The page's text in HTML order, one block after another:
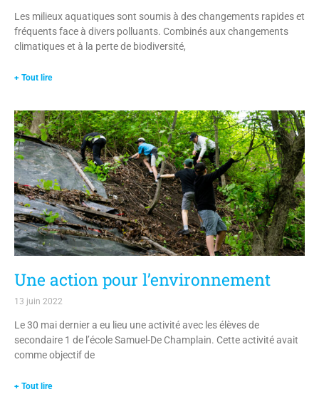
Les milieux aquatiques sont soumis à des changements rapides et
fréquents face à divers polluants. Combinés aux changements
climatiques et à la perte de biodiversité,
+ Tout lire
Une action pour l’environnement
13 juin 2022
Le 30 mai dernier a eu lieu une activité avec les élèves de
secondaire 1 de l’école Samuel-De Champlain. Cette activité avait
comme objectif de
+ Tout lire